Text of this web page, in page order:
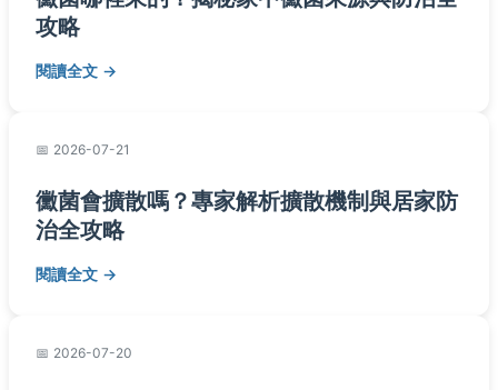
攻略
閱讀全文
2026-07-21
黴菌會擴散嗎？專家解析擴散機制與居家防
治全攻略
閱讀全文
2026-07-20